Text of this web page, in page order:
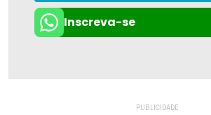
Inscreva-se